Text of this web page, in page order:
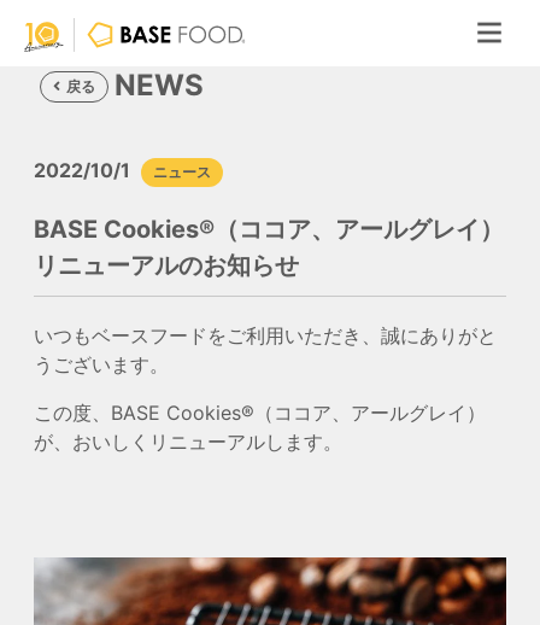
戻る NEWS
2022/10/1 ニュース
BASE Cookies®（ココア、アールグレイ）
リニューアルのお知らせ
いつもベースフードをご利用いただき、誠にありがと
うございます。
この度、BASE Cookies®（ココア、アールグレイ）
が、おいしくリニューアルします。